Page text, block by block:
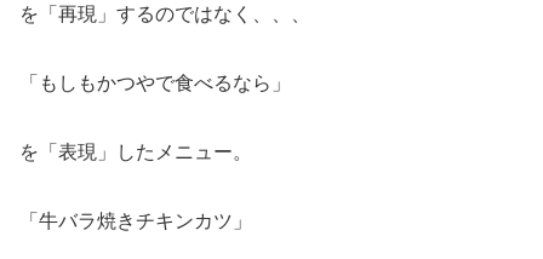
を「再現」するのではなく、、、
「もしもかつやで食べるなら」
を「表現」したメニュー。
「牛バラ焼きチキンカツ」